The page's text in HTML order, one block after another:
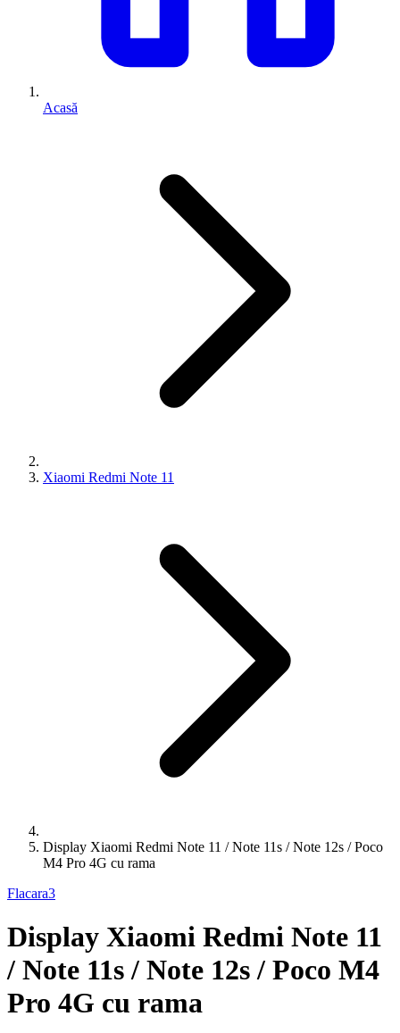
Acasă
Xiaomi Redmi Note 11
Display Xiaomi Redmi Note 11 / Note 11s / Note 12s / Poco
M4 Pro 4G cu rama
Flacara3
Display Xiaomi Redmi Note 11
/ Note 11s / Note 12s / Poco M4
Pro 4G cu rama